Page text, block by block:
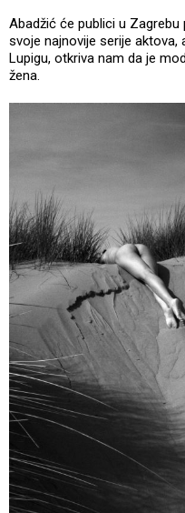
Abadžić će publici u Zagrebu
svoje najnovije serije
Lupigu, otkriva nam da je
žena.